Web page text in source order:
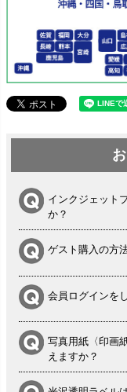
インクジェット
か？
ゲスト購入の方
会員ログインを
写真用紙〈印画
えますか？